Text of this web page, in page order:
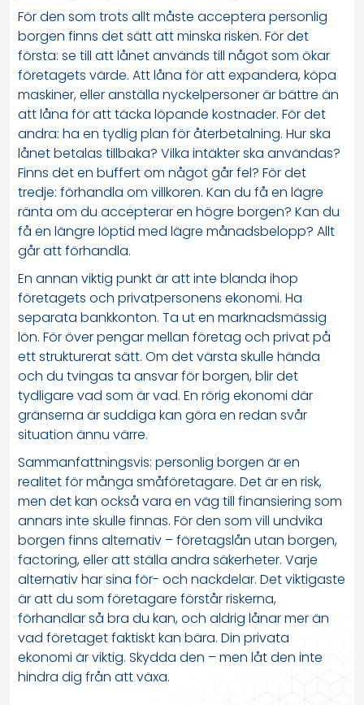
För den som trots allt måste acceptera personlig
borgen finns det sätt att minska risken. För det
första: se till att lånet används till något som ökar
företagets värde. Att låna för att expandera, köpa
maskiner, eller anställa nyckelpersoner är bättre än
att låna för att täcka löpande kostnader. För det
andra: ha en tydlig plan för återbetalning. Hur ska
lånet betalas tillbaka? Vilka intäkter ska användas?
Finns det en buffert om något går fel? För det
tredje: förhandla om villkoren. Kan du få en lägre
ränta om du accepterar en högre borgen? Kan du
få en längre löptid med lägre månadsbelopp? Allt
går att förhandla.
En annan viktig punkt är att inte blanda ihop
företagets och privatpersonens ekonomi. Ha
separata bankkonton. Ta ut en marknadsmässig
lön. För över pengar mellan företag och privat på
ett strukturerat sätt. Om det värsta skulle hända
och du tvingas ta ansvar för borgen, blir det
tydligare vad som är vad. En rörig ekonomi där
gränserna är suddiga kan göra en redan svår
situation ännu värre.
Sammanfattningsvis: personlig borgen är en
realitet för många småföretagare. Det är en risk,
men det kan också vara en väg till finansiering som
annars inte skulle finnas. För den som vill undvika
borgen finns alternativ – företagslån utan borgen,
factoring, eller att ställa andra säkerheter. Varje
alternativ har sina för- och nackdelar. Det viktigaste
är att du som företagare förstår riskerna,
förhandlar så bra du kan, och aldrig lånar mer än
vad företaget faktiskt kan bära. Din privata
ekonomi är viktig. Skydda den – men låt den inte
hindra dig från att växa.